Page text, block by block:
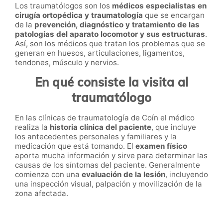
Los traumatólogos son los médicos especialistas en
cirugía ortopédica y traumatología que se encargan
de la prevención, diagnóstico y tratamiento de las
patologías del aparato locomotor y sus estructuras.
Así, son los médicos que tratan los problemas que se
generan en huesos, articulaciones, ligamentos,
tendones, músculo y nervios.
En qué consiste la visita al
traumatólogo
En las clínicas de traumatología de Coín el médico
realiza la historia clínica del paciente, que incluye
los antecedentes personales y familiares y la
medicación que está tomando. El examen físico
aporta mucha información y sirve para determinar las
causas de los síntomas del paciente. Generalmente
comienza con una evaluación de la lesión, incluyendo
una inspección visual, palpación y movilización de la
zona afectada.